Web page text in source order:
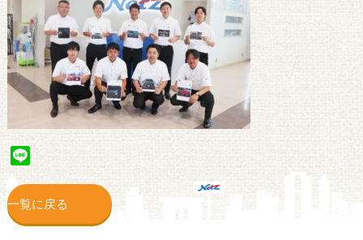
Line
一覧に戻る